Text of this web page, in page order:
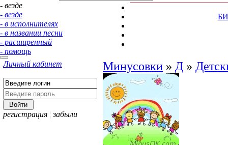
- везде
- везде
- в исполнителях
- в названии песни
- расширенный
- помощь
Личный кабинет
регистрация ¦ забыли
Минусовки » Д »